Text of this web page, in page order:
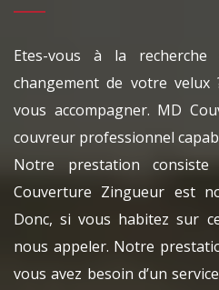
Etes-vous à la
changement de votre
vous accompagner. MD
couvreur professionnel
Notre prestation
Couverture Zingueur est
Donc, si vous habitez sur
nous appeler. Notre
vous avez besoin d’un